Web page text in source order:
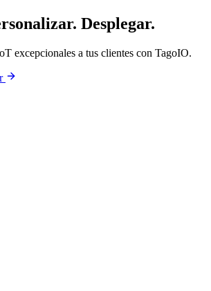
Desplegar.
excepcionales a tus clientes con TagoIO.